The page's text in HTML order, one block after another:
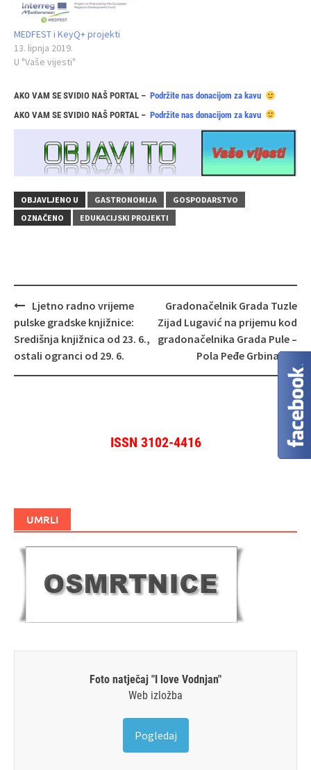
MEDFEST i KeyQ+ projekti
13. lipnja 2019.
U "Vaše vijesti"
AKO VAM SE SVIDIO NAŠ PORTAL – Podržite nas donacijom za kavu
AKO VAM SE SVIDIO NAŠ PORTAL – Podržite nas donacijom za kavu
OBJAVLJENO U GASTRONOMIJA
GOSPODARSTVO
OZNAČENO
EDUKACIJSKI PROJEKTI
Navigacija
objava
Ljetno radno vrijeme
pulske gradske knjižnice:
Središnja knjižnica od 23. 6.,
ostali ogranci od 29. 6.
Gradonačelnik Grada Tuzle
Zijad Lugavić na prijemu kod
gradonačelnika Grada Pule –
Pola Peđe Grbina
ISSN 3102-4416
UMRLI
Foto natječaj "I love Vodnjan"
Web izložba
Pogledaj